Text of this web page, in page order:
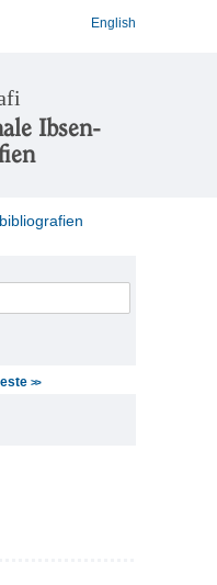
English
Ibsen-
>>